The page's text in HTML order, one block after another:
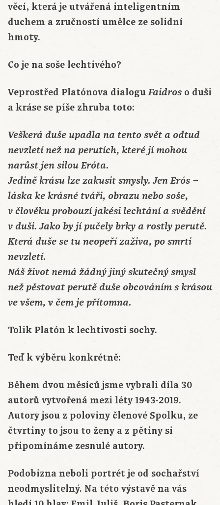
věcí, která je utvářená inteligentním
duchem a zručností umělce ze solidní
hmoty.
Co je na soše lechtivého?
Veprostřed Platónova dialogu Faidros o duši
a kráse se píše zhruba toto:
Veškerá duše upadla na tento svět a odtud
nevzletí než na perutích, které jí mohou
narůst jen silou Eróta.
Jedině krásu lze zakusit smysly. Jen Erós –
láska ke krásné tváři, obrazu nebo soše,
v člověku probouzí jakési lechtání a svědění
v duši. Jako by jí pučely brky a rostly perutě.
Která duše se tu neopeří zaživa, po smrti
nevzletí.
Náš život nemá žádný jiný skutečný smysl
než pěstovat perutě duše obcováním s krásou
ve všem, v čem je přítomna.
Tolik Platón k lechtivosti sochy.
Teď k výběru konkrétně:
Během dvou měsíců jsme vybrali díla 30
autorů vytvořená mezi léty 1943-2019.
Autory jsou z poloviny členové Spolku, ze
čtvrtiny to jsou to ženy a z pětiny si
připomínáme zesnulé autory.
Podobizna neboli portrét je od sochařství
neodmyslitelný. Na této výstavě na vás